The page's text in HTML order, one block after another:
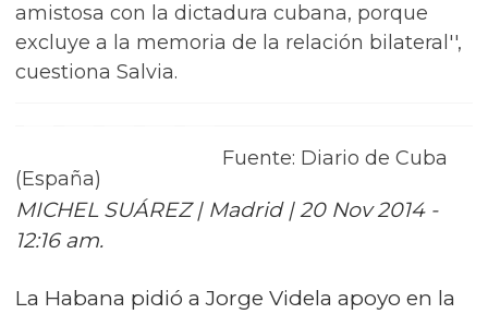
amistosa con la dictadura cubana, porque
excluye a la memoria de la relación bilateral'',
cuestiona Salvia.
Fuente: Diario de Cuba
(España)
MICHEL SUÁREZ | Madrid | 20 Nov 2014 -
12:16 am.
La Habana pidió a Jorge Videla apoyo en la